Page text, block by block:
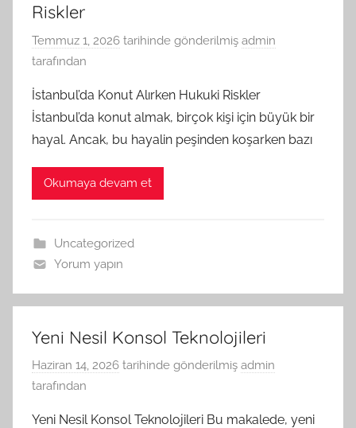
Riskler
Temmuz 1, 2026 tarihinde gönderilmiş admin
tarafından
İstanbul’da Konut Alırken Hukuki Riskler
İstanbul’da konut almak, birçok kişi için büyük bir
hayal. Ancak, bu hayalin peşinden koşarken bazı
Okumaya devam et
Uncategorized
Yorum yapın
Yeni Nesil Konsol Teknolojileri
Haziran 14, 2026 tarihinde gönderilmiş admin
tarafından
Yeni Nesil Konsol Teknolojileri Bu makalede, yeni